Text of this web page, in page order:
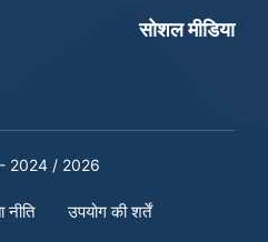
सोशल मीडिया
- 2024 / 2026
नीति उपयोग की शर्तें